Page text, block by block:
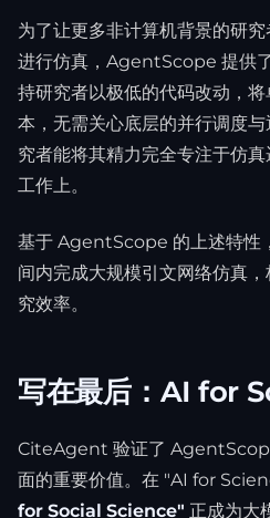
为了让更多非计算机背景的研
进行仿真，AgentScope 提供
持研究者以极低的代码改动，
本，无需关心底层的并行调度
究者能将其精力完全专注于仿
工作上。
基于 AgentScope 的上述特性
间内完成大规模引文网络仿真
究效率。
写在最后：AI for
CiteAgent 验证了
面的重要价值。在 "AI for
for Social Science" 正成为大